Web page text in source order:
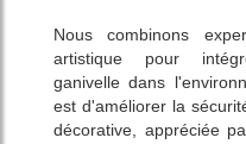
Nous combinons
artistique pour
ganivelle dans
est d'améliorer la
décorative, appréciée